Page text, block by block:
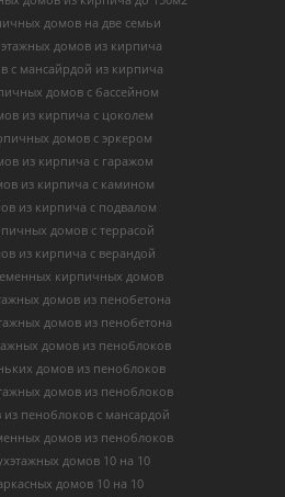
домов на две семьи
домов из кирпича
с мансайрдой из кирпича
домов с бассейном
из кирпича с цоколем
домов с эркером
из кирпича с гаражом
из кирпича с камином
из кирпича с подвалом
домов с террасой
из кирпича с верандой
кирпичных домов
домов из пенобетона
домов из пенобетона
домов из пеноблоков
домов из пеноблоков
домов из пеноблоков
пеноблоков с мансардой
домов из пеноблоков
домов 10 на 10
домов 10 на 10